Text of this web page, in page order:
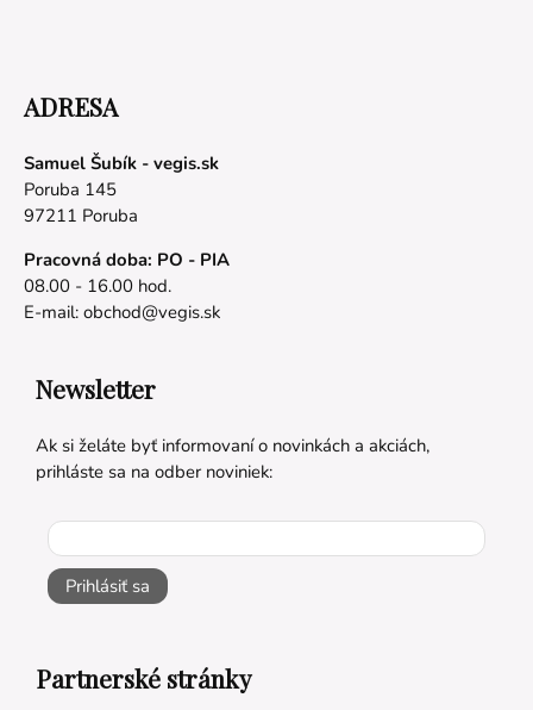
ADRESA
Samuel Šubík - vegis.sk
Poruba 145
97211 Poruba
Pracovná doba: PO - PIA
08.00 - 16.00 hod.
E-mail: obchod@vegis.sk
Newsletter
Ak si želáte byť informovaní o novinkách a akciách,
prihláste sa na odber noviniek:
Prihlásiť sa
Partnerské stránky